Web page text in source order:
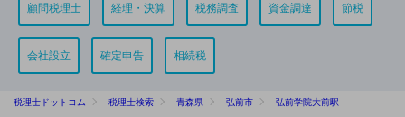
顧問税理士 経理・決算 税務調査 資金調達 節税
会社設立 確定申告 相続税
税理士ドットコム 税理士検索 青森県 弘前市
弘前学院大前駅